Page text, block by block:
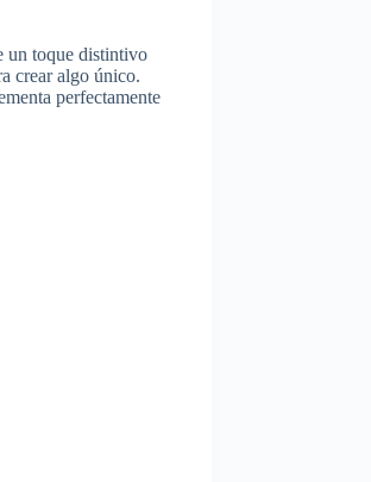
un toque distintivo
crear algo único.
perfectamente